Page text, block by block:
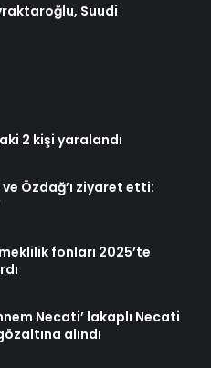
Suudi
2 kişi yaralandı
Özdağ’ı ziyaret etti:
fonları 2025’te
Necati’ lakaplı Necati
alındı